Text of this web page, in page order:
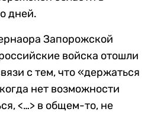
дней.
Запорожской
войска отошли
с тем, что «держаться
нет возможности
<…> в общем-то, не